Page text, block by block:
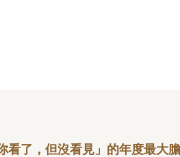
看了，但沒看見」的年度最大